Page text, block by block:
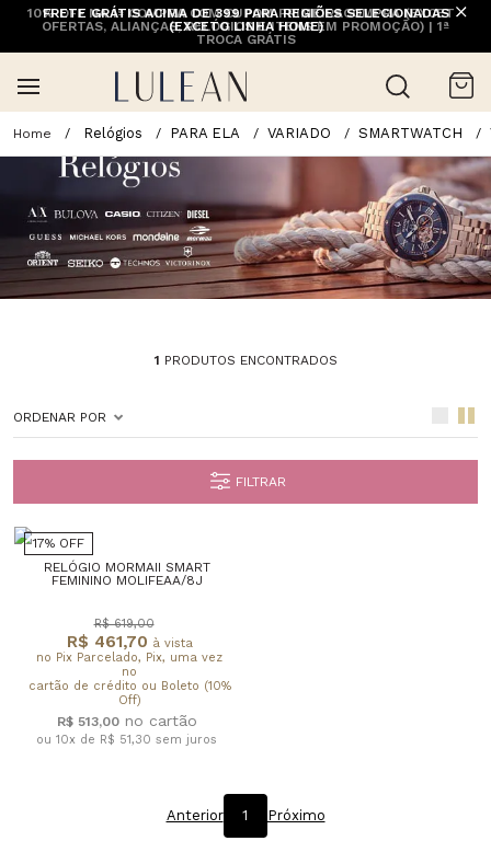
10% OFF NA 1ª COMPRA COM CUPOM PRIMEIRACOMPRA (EXCETO
OFERTAS, ALIANÇAS, RELÓGIOS E ITENS EM PROMOÇÃO) | 1ª
TROCA GRÁTIS
FRETE GRÁTIS ACIMA DE 399 PARA REGIÕES SELECIONADAS
(EXCETO LINHA HOME)
Relógios PARA ELA VARIADO SMARTWATCH
1 PRODUTOS ENCONTRADOS
ORDENAR POR
FILTRAR
17% OFF
RELÓGIO MORMAII SMART
FEMININO MOLIFEAA/8J
R$ 461,70 à vista
no Pix Parcelado, Pix, uma vez
no
cartão de crédito ou Boleto (10%
Off)
R$ 619,00
R$ 513,00
ou 10x de R$ 51,30 sem juros
Anterior 1 Próximo